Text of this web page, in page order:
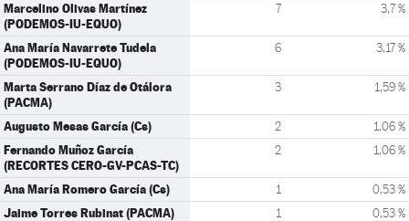
Marcelino Olivas Martínez
(PODEMOS-IU-EQUO)
7 3,7 %
Ana María Navarrete Tudela
(PODEMOS-IU-EQUO)
6 3,17 %
Marta Serrano Díaz de Otálora
(PACMA)
3 1,59 %
Augusto Mesas García (Cs) 2 1,06 %
Fernando Muñoz García
(RECORTES CERO-GV-PCAS-TC)
2 1,06 %
Ana María Romero García (Cs) 1 0,53 %
Jaime Torres Rubinat (PACMA) 1 0,53 %